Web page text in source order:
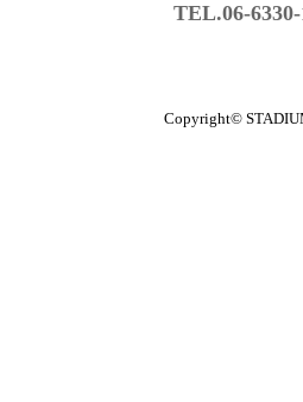
TEL.06-
Copyright©